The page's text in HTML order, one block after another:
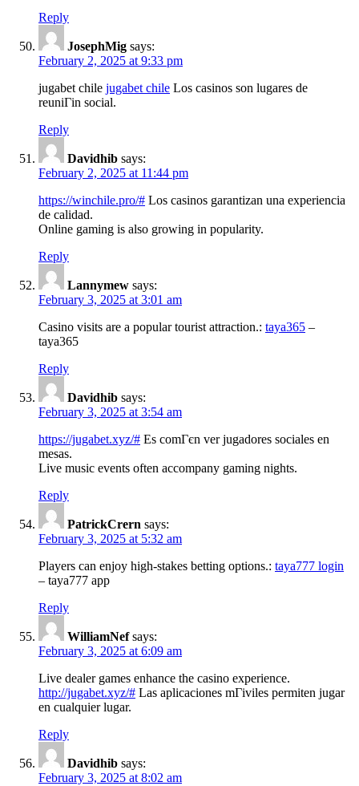
Reply
JosephMig says:
February 2, 2025 at 9:33 pm
jugabet chile jugabet chile Los casinos son lugares de
reuniГіn social.
Reply
Davidhib says:
February 2, 2025 at 11:44 pm
https://winchile.pro/# Los casinos garantizan una experiencia
de calidad.
Online gaming is also growing in popularity.
Reply
Lannymew says:
February 3, 2025 at 3:01 am
Casino visits are a popular tourist attraction.: taya365 –
taya365
Reply
Davidhib says:
February 3, 2025 at 3:54 am
https://jugabet.xyz/# Es comГєn ver jugadores sociales en
mesas.
Live music events often accompany gaming nights.
Reply
PatrickCrern says:
February 3, 2025 at 5:32 am
Players can enjoy high-stakes betting options.: taya777 login
– taya777 app
Reply
WilliamNef says:
February 3, 2025 at 6:09 am
Live dealer games enhance the casino experience.
http://jugabet.xyz/# Las aplicaciones mГіviles permiten jugar
en cualquier lugar.
Reply
Davidhib says:
February 3, 2025 at 8:02 am